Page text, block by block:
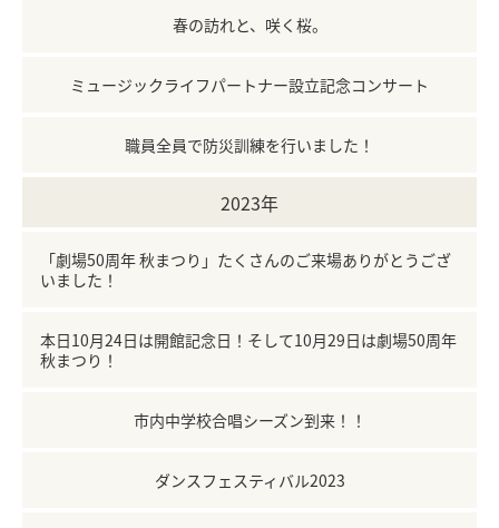
春の訪れと、咲く桜。
ミュージックライフパートナー設立記念コンサート
職員全員で防災訓練を行いました！
2023年
「劇場50周年 秋まつり」たくさんのご来場ありがとうござ
いました！
本日10月24日は開館記念日！そして10月29日は劇場50周年
秋まつり！
市内中学校合唱シーズン到来！！
ダンスフェスティバル2023